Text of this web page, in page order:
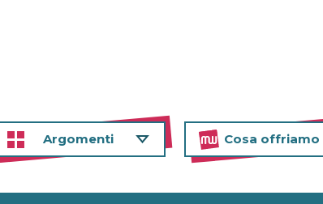
Argomenti Cosa offriamo